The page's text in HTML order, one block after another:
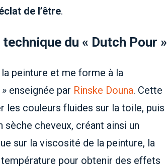
de l’être.
du « Dutch Pour »
peinture et me forme à la
» enseignée par Rinske Douna. Cette
les couleurs fluides sur la toile, puis
sèche cheveux, créant ainsi un
sur la viscosité de la peinture, la
pour obtenir des effets